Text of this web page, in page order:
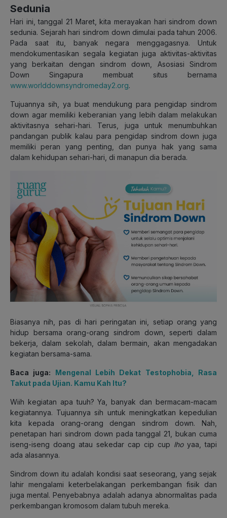
Sedunia
Hari ini, tanggal 21 Maret, kita merayakan hari sindrom down
sedunia. Sejarah hari sindrom down dimulai pada tahun 2006.
Pada saat itu, banyak negara menggagasnya. Untuk
mendokumentasikan segala kegiatan juga aktivitas-aktivitas
yang berkaitan dengan sindrom down, Asosiasi Sindrom
Down Singapura membuat situs bernama
www.worlddownsyndromeday2.org.
Tujuannya sih, ya buat mendukung para pengidap sindrom
down agar memiliki keberanian yang lebih dalam melakukan
aktivitasnya sehari-hari. Terus, juga untuk menumbuhkan
pandangan publik kalau para pengidap sindrom down juga
memiliki peran yang penting, dan punya hak yang sama
dalam kehidupan sehari-hari, di manapun dia berada.
Biasanya nih, pas di hari peringatan ini, setiap orang yang
hidup bersama orang-orang sindrom down, seperti dalam
bekerja, dalam sekolah, dalam bermain, akan mengadakan
kegiatan bersama-sama.
Baca juga: Mengenal Lebih Dekat Testophobia, Rasa
Takut pada Ujian. Kamu Kah Itu?
Wiih kegiatan apa tuuh? Ya, banyak dan bermacam-macam
kegiatannya. Tujuannya sih untuk meningkatkan kepedulian
kita kepada orang-orang dengan sindrom down. Nah,
penetapan hari sindrom down pada tanggal 21, bukan cuma
iseng-iseng doang atau sekedar cap cip cup lhoyaa, tapi
ada alasannya.
Sindrom down itu adalah kondisi saat seseorang, yang sejak
lahir mengalami keterbelakangan perkembangan fisik dan
juga mental. Penyebabnya adalah adanya abnormalitas pada
perkembangan kromosom dalam tubuh mereka.